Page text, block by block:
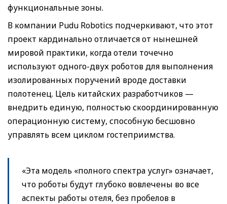
функциональные зоны.
В компании Pudu Robotics подчеркивают, что этот
проект кардинально отличается от нынешней
мировой практики, когда отели точечно
используют одного-двух роботов для выполнения
изолированных поручений вроде доставки
полотенец. Цель китайских разработчиков —
внедрить единую, полностью скоординированную
операционную систему, способную бесшовно
управлять всем циклом гостеприимства.
«Эта модель «полного спектра услуг» означает,
что роботы будут глубоко вовлечены во все
аспекты работы отеля, без пробелов в